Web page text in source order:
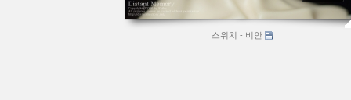
스위치 - 비안